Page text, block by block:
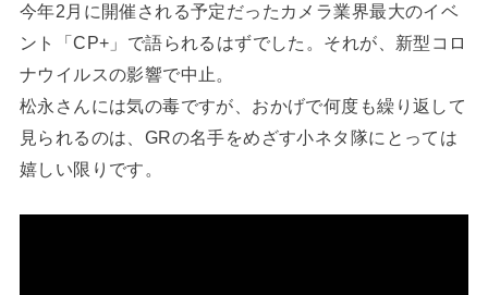
今年2月に開催される予定だったカメラ業界最大のイベ
ント「CP+」で語られるはずでした。それが、新型コロ
ナウイルスの影響で中止。
松永さんには気の毒ですが、おかげで何度も繰り返して
見られるのは、GRの名手をめざす小ネタ隊にとっては
嬉しい限りです。